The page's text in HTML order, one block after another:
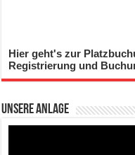
Hier geht's zur
Registrierung und
Unsere Anlage